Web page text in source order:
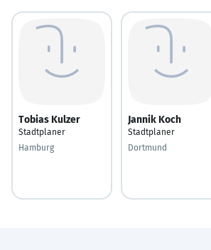
Tobias Kulzer
Stadtplaner
Hamburg
Jannik Koch
Stadtplaner
Dortmund